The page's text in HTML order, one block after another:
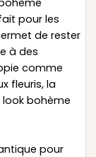
pour les
de rester
à des
comme
fleuris, la
bohème
pour